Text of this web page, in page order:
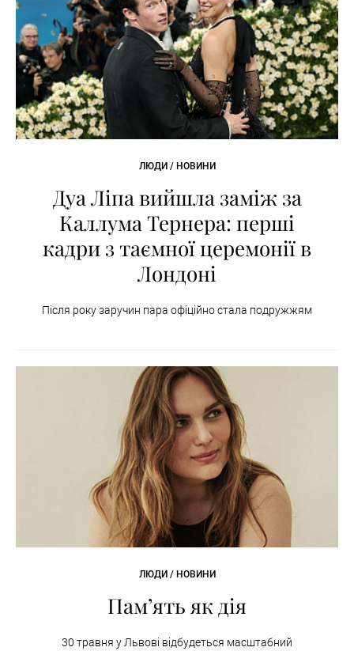
ЛЮДИ / НОВИНИ
Дуа Ліпа вийшла заміж за
Каллума Тернера: перші
кадри з таємної церемонії в
Лондоні
Після року заручин пара офіційно стала подружжям
ЛЮДИ / НОВИНИ
Пам’ять як дія
30 травня у Львові відбудеться масштабний